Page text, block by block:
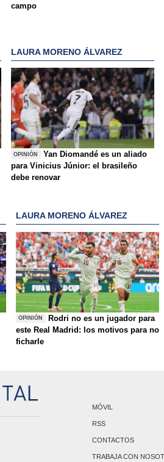
campo
LAURA MORENO ÁLVAREZ
OPINIÓN
Yan Diomandé es un aliado
para Vinicius Júnior: el brasileño
debe renovar
LAURA MORENO ÁLVAREZ
OPINIÓN
Rodri no es un jugador para
este Real Madrid: los motivos para no
ficharle
MÓVIL
RSS
CONTACTOS
TRABAJA CON